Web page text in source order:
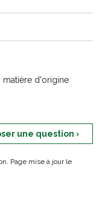
matière d'origine
une question ›
Page mise à jour le